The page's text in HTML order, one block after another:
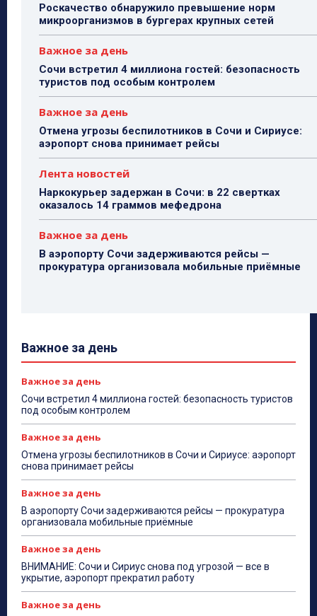
Роскачество обнаружило превышение норм
микроорганизмов в бургерах крупных сетей
Важное за день
Сочи встретил 4 миллиона гостей: безопасность
туристов под особым контролем
Важное за день
Отмена угрозы беспилотников в Сочи и Сириусе:
аэропорт снова принимает рейсы
Лента новостей
Наркокурьер задержан в Сочи: в 22 свертках
оказалось 14 граммов мефедрона
Важное за день
В аэропорту Сочи задерживаются рейсы —
прокуратура организовала мобильные приёмные
Важное за день
Важное за день
Сочи встретил 4 миллиона гостей: безопасность туристов
под особым контролем
Важное за день
Отмена угрозы беспилотников в Сочи и Сириусе: аэропорт
снова принимает рейсы
Важное за день
В аэропорту Сочи задерживаются рейсы — прокуратура
организовала мобильные приёмные
Важное за день
ВНИМАНИЕ: Сочи и Сириус снова под угрозой — все в
укрытие, аэропорт прекратил работу
Важное за день